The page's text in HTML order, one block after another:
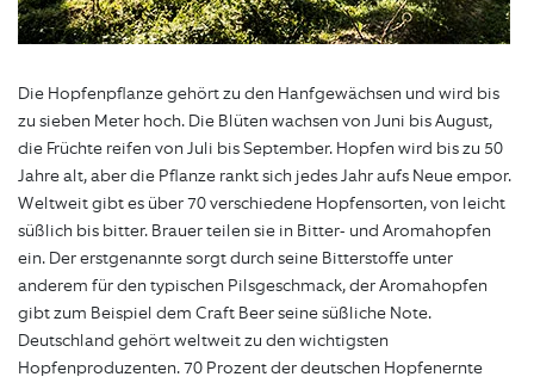
Die Hopfenpflanze gehört zu den Hanfgewächsen und wird bis
zu sieben Meter hoch. Die Blüten wachsen von Juni bis August,
die Früchte reifen von Juli bis September. Hopfen wird bis zu 50
Jahre alt, aber die Pflanze rankt sich jedes Jahr aufs Neue empor.
Weltweit gibt es über 70 verschiedene Hopfensorten, von leicht
süßlich bis bitter. Brauer teilen sie in Bitter- und Aromahopfen
ein. Der erstgenannte sorgt durch seine Bitterstoffe unter
anderem für den typischen Pilsgeschmack, der Aromahopfen
gibt zum Beispiel dem Craft Beer seine süßliche Note.
Deutschland gehört weltweit zu den wichtigsten
Hopfenproduzenten. 70 Prozent der deutschen Hopfenernte